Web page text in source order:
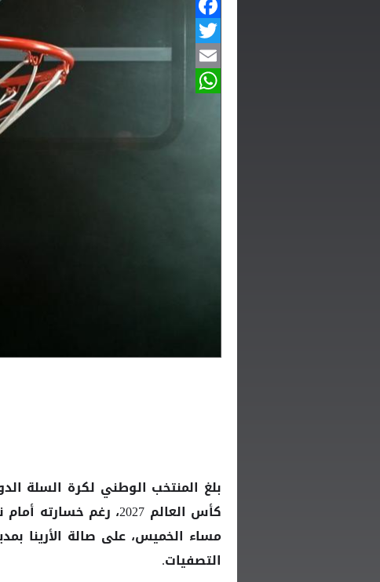
Twitter
Email
WhatsApp
بلغ المنتخب الوطني لكرة السلة
كأس العالم
مساء الخميس، على صالة الأرينا
التصفيات.